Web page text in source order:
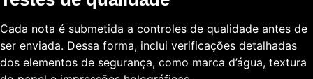
Cada nota é submetida a controles de qualidade antes de
ser enviada. Dessa forma, inclui verificações detalhadas
dos elementos de segurança, como marca d’água, textura